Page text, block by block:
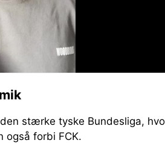
stærke tyske Bundesliga,
også forbi FCK.